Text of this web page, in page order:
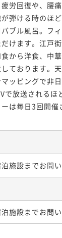
労回復や、腰
弾ける時のほ
ブル風呂。フ
けます。江戸
から洋食、中
ております。
ッピングで非
で放送されるほ
は毎日3回開催
施設までお問い
施設までお問い